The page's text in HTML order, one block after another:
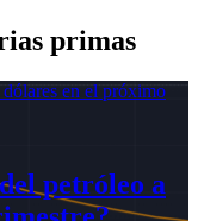
primas
en el próximo
petróleo a